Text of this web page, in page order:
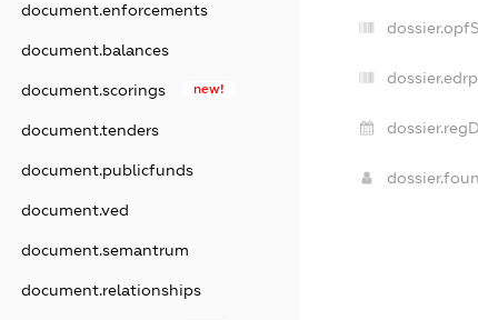
document.enforcements
document.balances
document.scorings new!
document.tenders
document.publicfunds
document.ved
document.semantrum
document.relationships